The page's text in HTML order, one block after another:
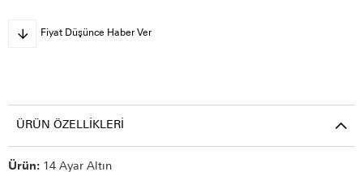
Fiyat Düşünce Haber Ver
ÜRÜN ÖZELLIKLERI
Ürün: 14 Ayar Altın